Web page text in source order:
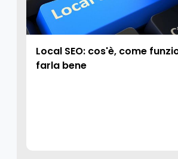
Local SEO: cos'è, come
farla bene